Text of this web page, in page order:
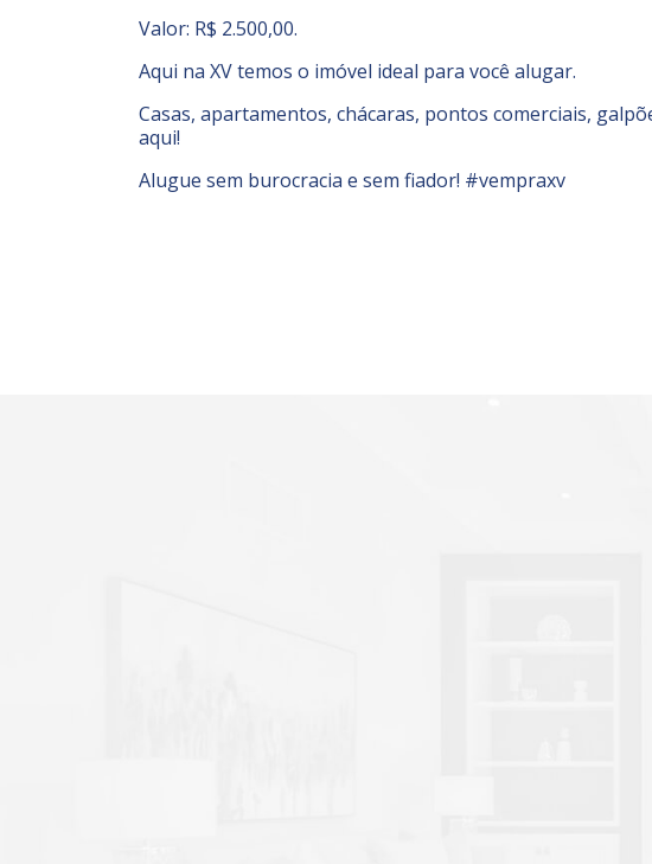
Valor: R$ 2.500,00.
Aqui na XV temos o imóvel ideal para você alugar.
Casas, apartamentos, chácaras, pontos comerciais,
aqui!
Alugue sem burocracia e sem fiador! #vempraxv